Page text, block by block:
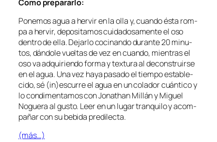
Como pre­pa­rar­lo:
Ponemos agua a her­vir en la olla y, cuan­do és­ta rom­
pa a her­vir, de­po­si­ta­mos cui­da­do­sa­men­te el oso
den­tro de ella. Dejarlo co­ci­nan­do du­ran­te 20 mi­nu­
tos, dán­do­le vuel­tas de vez en cuan­do, mien­tras el
oso va ad­qui­rien­do for­ma y tex­tu­ra al de­cons­truir­se
en el agua. Una vez ha­ya pa­sa­do el tiem­po es­ta­ble­
ci­do, sé (in)escurre el agua en un co­la­dor cuán­ti­co y
lo con­di­men­ta­mos con Jonathan Millán y Miguel
Noguera al gus­to. Leer en un lu­gar tran­qui­lo y acom­
pa­ñar con su be­bi­da predilecta.
(más…)